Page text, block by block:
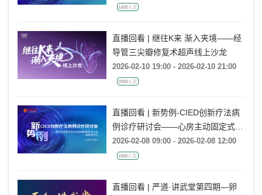
管理疗法学术交流会
1408人次
直播回看 | 继往K来 渐入夹境——经
导管三尖瓣修复术超声线上沙龙
2026-02-10 19:00 - 2026-02-10 21:00
2938人次
直播回看 | 新势例-CIED创新疗法病
例诊疗研讨会——心房主动固定式无
导线起搏器病例研讨会——冀鲁豫专
场
2026-02-08 09:00 - 2026-02-08 12:00
1800人次
直播回看 | 严道·讲武堂第四期—卵